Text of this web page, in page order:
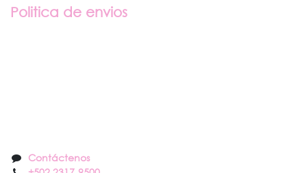
Politica de envios
Contáctenos